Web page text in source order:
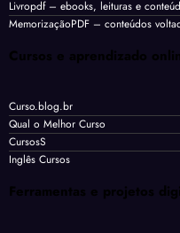
Livropdf– ebooks, leituras e
MemorizaçãoPDF – conteúdos
Cursos e aprendizado
Curso.blog.br
Qual o Melhor Curso
CursosS
Inglês Cursos
Ferramentas e projetos